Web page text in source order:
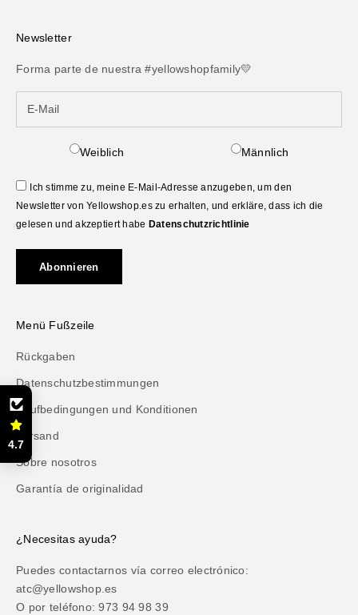
Newsletter
Forma parte de nuestra #yellowshopfamily💛
Weiblich Männlich
Ich stimme zu, meine E-Mail-Adresse anzugeben, um den
Newsletter von Yellowshop.es zu erhalten, und erkläre, dass ich die
gelesen und akzeptiert habe Datenschutzrichtlinie
Abonnieren
Menü Fußzeile
Rückgaben
Datenschutzbestimmungen
Kaufbedingungen und Konditionen
Versand
Sobre nosotros
Garantía de originalidad
¿Necesitas ayuda?
Puedes contactarnos vía correo electrónico:
atc@yellowshop.es
O por teléfono: 973 94 98 39
4.7